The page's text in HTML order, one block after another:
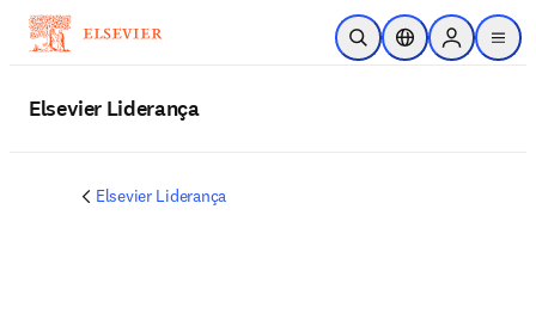
Ir para o conteúdo principal
Pesquisa aberta
Seletor deSign in to
menu
Elsevier Liderança
Elsevier Liderança